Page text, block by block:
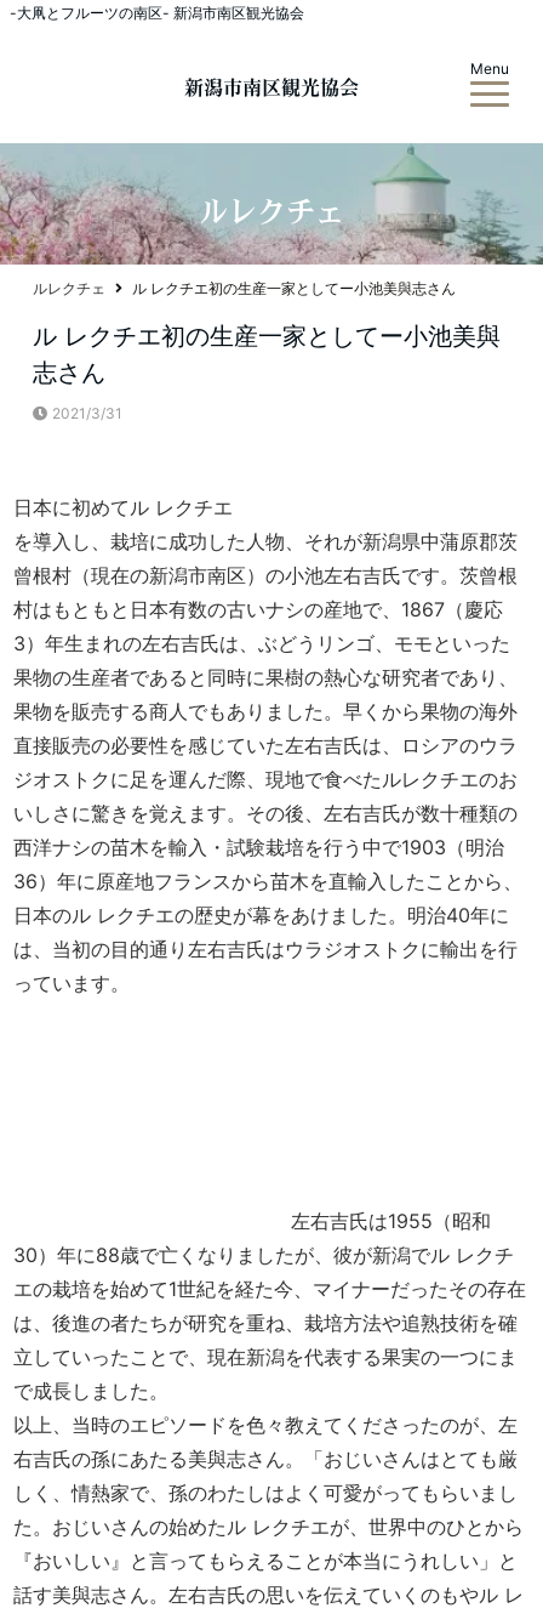
-大凧とフルーツの南区- 新潟市南区観光協会
新潟市南区観光協会
Menu
ルレクチェ
ルレクチェ ル レクチエ初の生産一家としてー小池美與志さん
ル レクチエ初の生産一家としてー小池美與
志さん
2021/3/31
日本に初めてル レクチエ
を導入し、栽培に成功した人物、それが新潟県中蒲原郡茨
曾根村（現在の新潟市南区）の小池左右吉氏です。茨曾根
村はもともと日本有数の古いナシの産地で、1867（慶応
3）年生まれの左右吉氏は、ぶどうリンゴ、モモといった
果物の生産者であると同時に果樹の熱心な研究者であり、
果物を販売する商人でもありました。早くから果物の海外
直接販売の必要性を感じていた左右吉氏は、ロシアのウラ
ジオストクに足を運んだ際、現地で食べたルレクチエのお
いしさに驚きを覚えます。その後、左右吉氏が数十種類の
西洋ナシの苗木を輸入・試験栽培を行う中で1903（明治
36）年に原産地フランスから苗木を直輸入したことから、
日本のル レクチエの歴史が幕をあけました。明治40年に
は、当初の目的通り左右吉氏はウラジオストクに輸出を行
っています。
左右吉氏は1955（昭和
30）年に88歳で亡くなりましたが、彼が新潟でル レクチ
エの栽培を始めて1世紀を経た今、マイナーだったその存在
は、後進の者たちが研究を重ね、栽培方法や追熟技術を確
立していったことで、現在新潟を代表する果実の一つにま
で成長しました。
以上、当時のエピソードを色々教えてくださったのが、左
右吉氏の孫にあたる美與志さん。「おじいさんはとても厳
しく、情熱家で、孫のわたしはよく可愛がってもらいまし
た。おじいさんの始めたル レクチエが、世界中のひとから
『おいしい』と言ってもらえることが本当にうれしい」と
話す美與志さん。左右吉氏の思いを伝えていくのもやル レ